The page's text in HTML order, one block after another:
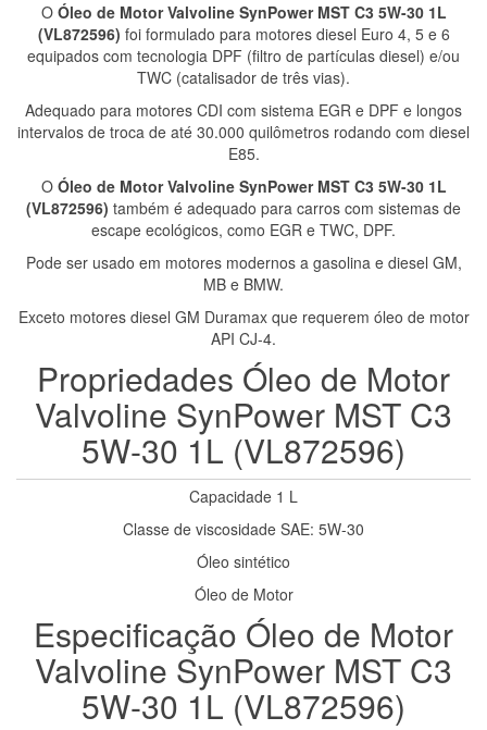
O Óleo de Motor Valvoline SynPower MST C3 5W-30 1L
(VL872596) foi formulado para motores diesel Euro 4, 5 e 6
equipados com tecnologia DPF (filtro de partículas diesel) e/ou
TWC (catalisador de três vias).
Adequado para motores CDI com sistema EGR e DPF e longos
intervalos de troca de até 30.000 quilômetros rodando com diesel
E85.
O Óleo de Motor Valvoline SynPower MST C3 5W-30 1L
(VL872596) também é adequado para carros com sistemas de
escape ecológicos, como EGR e TWC, DPF.
Pode ser usado em motores modernos a gasolina e diesel GM,
MB e BMW.
Exceto motores diesel GM Duramax que requerem óleo de motor
API CJ-4.
Propriedades Óleo de Motor
Valvoline SynPower MST C3
5W-30 1L (VL872596)
Capacidade 1 L
Classe de viscosidade SAE: 5W-30
Óleo sintético
Óleo de Motor
Especificação Óleo de Motor
Valvoline SynPower MST C3
5W-30 1L (VL872596)